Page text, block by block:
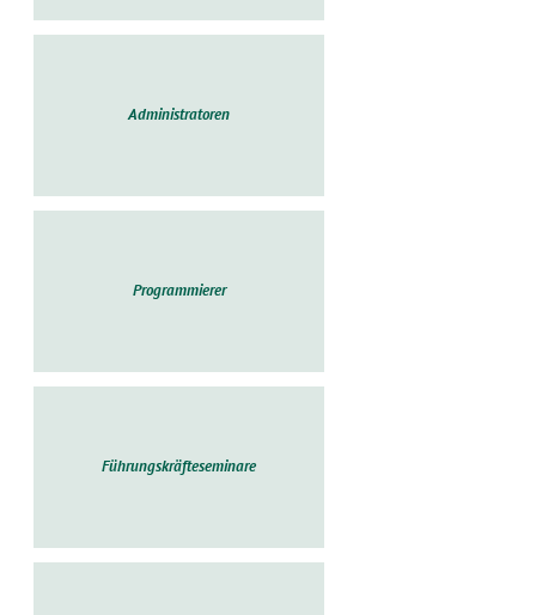
Administratoren
Programmierer
Führungskräfteseminare